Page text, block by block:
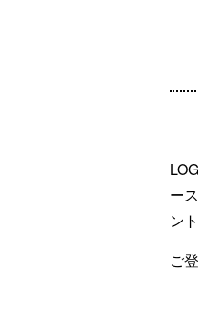
ー
ン
ご